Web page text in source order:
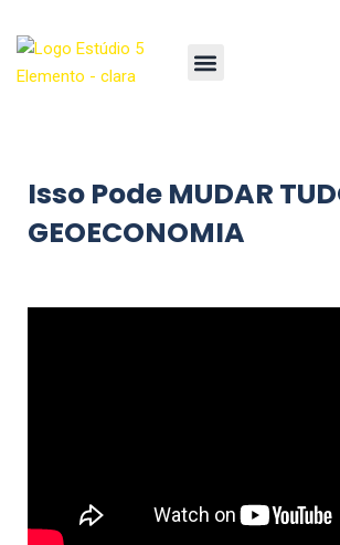
Isso Pode MUDAR
GEOECONOMIA